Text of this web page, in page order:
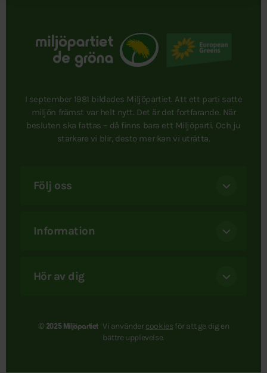
I september 1981 bildades Miljöpartiet. Att ett parti satte
miljön främst var helt nytt. Det är det fortfarande. När
besluten ska fattas – då finns bara ett Miljöparti. Och ju
starkare vi blir, desto mer kan vi uträtta.
Följ oss
Information
Hör av dig
© 2025 Miljöpartiet Vi användercookies för att ge dig en
bättre upplevelse.